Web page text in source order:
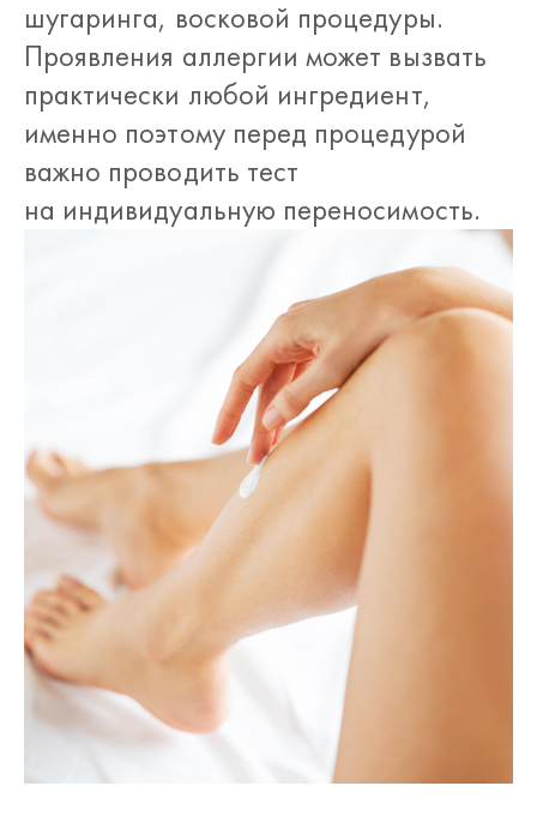
шугаринга, восковой процедуры.
Проявления аллергии может вызвать
практически любой ингредиент,
именно поэтому перед процедурой
важно проводить тест
на индивидуальную переносимость.